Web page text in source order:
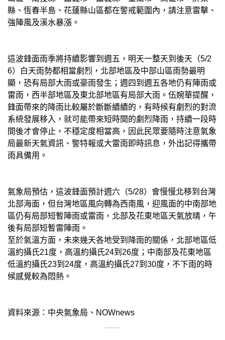
縣、恆春半島、花蓮縣山區都在警戒範圍內，請注意雷擊、
強陣風及溪水暴漲。
這波鋒面雨季將持續影響到週五，明天一整天到後天（5/2
6）白天雨勢都相當劇烈，北部地區及中部山區雨勢最明
顯，恐有局部大雨或豪雨發生；週四到週五各地仍有陣雨或
雷雨，西半部地區及東北部地區有局部大雨。伍婉華提醒，
鋒面帶來的降雨比較屬於斷斷續續的，有時候有劇烈的對流
系統發展移入，就可能帶來短時間的劇烈降雨，持續一段時
間後才會停止，不穩定度相當高，因此民眾要隨時注意氣象
局最新天氣資訊、警特報或大雷雨即時訊息，外出記得攜帶
雨具備用。
氣象局預估，這波鋒面預計週六（5/28）會慢慢北移到台灣
北部海面，但台灣地區風向轉為西南風，迎風面的中南部地
區仍有局部短暫陣雨或雷雨，北部及花東地區天氣放晴，午
後有局部短暫雷陣雨。
至於氣溫方面，未來幾天各地受到降雨的關係，北部地區低
溫約攝氏21度，高溫約攝氏24到26度；中南部及花東地區
低溫約攝氏23到24度，高溫約攝氏27到30度，不下雨的時
候感覺較為悶熱。
資料來源：中央氣象局、NOWnews